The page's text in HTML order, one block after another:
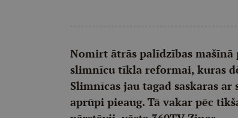
Nomirt ātrās palīdzības
slimnīcu tīkla reformai, kuras
Slimnīcas jau tagad saskaras
aprūpi pieaug. Tā vakar pēc